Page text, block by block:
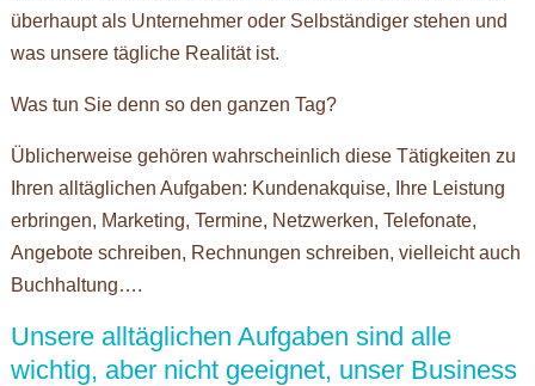
überhaupt als Unternehmer oder Selbständiger stehen und
was unsere tägliche Realität ist.
Was tun Sie denn so den ganzen Tag?
Üblicherweise gehören wahrscheinlich diese Tätigkeiten zu
Ihren alltäglichen Aufgaben: Kundenakquise, Ihre Leistung
erbringen, Marketing, Termine, Netzwerken, Telefonate,
Angebote schreiben, Rechnungen schreiben, vielleicht auch
Buchhaltung….
Unsere alltäglichen Aufgaben sind alle
wichtig, aber nicht geeignet, unser Business